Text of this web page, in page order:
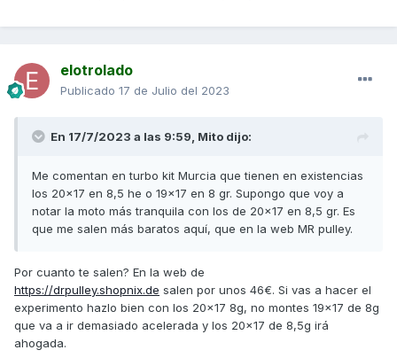
elotrolado
Publicado 17 de Julio del 2023
En 17/7/2023 a las 9:59, Mito dijo:
Me comentan en turbo kit Murcia que tienen en existencias
los 20x17 en 8,5 he o 19x17 en 8 gr. Supongo que voy a
notar la moto más tranquila con los de 20x17 en 8,5 gr. Es
que me salen más baratos aquí, que en la web MR pulley.
Por cuanto te salen? En la web de
https://drpulley.shopnix.de salen por unos 46€. Si vas a hacer el
experimento hazlo bien con los 20x17 8g, no montes 19x17 de 8g
que va a ir demasiado acelerada y los 20x17 de 8,5g irá
ahogada.